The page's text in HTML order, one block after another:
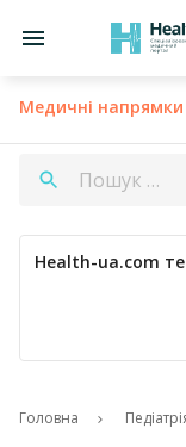
Медичні напрямки
Health-ua.com
Головна